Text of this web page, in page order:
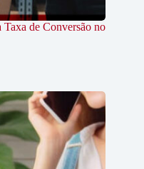
Taxa de Conversão no